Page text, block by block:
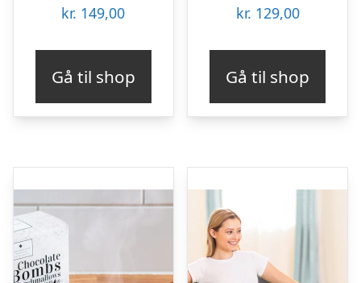
kr. 149,00
Gå til shop
kr. 129,00
Gå til shop